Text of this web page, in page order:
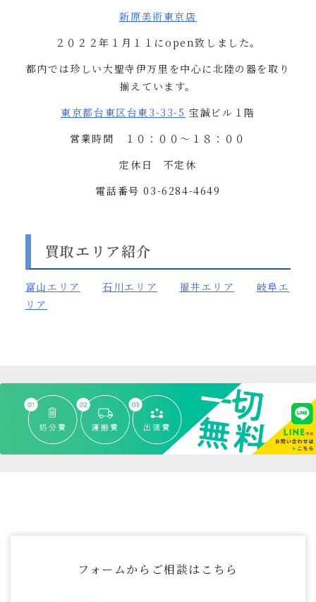
新原美術東京店
２０２２年１月１１にopen致しました。
都内では珍しい大聖寺伊万里を中心に北陸の器を取り
揃えています。
東京都台東区台東3-33-5 宝誠ビル１階
営業時間 １０：００〜１８：００
定休日 不定休
電話番号 03-6284-4649
買取エリア紹介
富山エリア 石川エリア 福井エリア
岐阜エ
リア
フォームからご相談はこちら